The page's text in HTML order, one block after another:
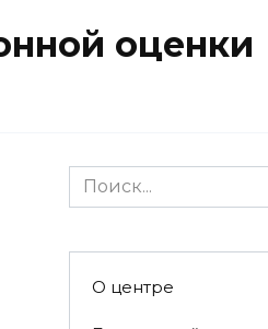
оценки
Search
for:
О центре